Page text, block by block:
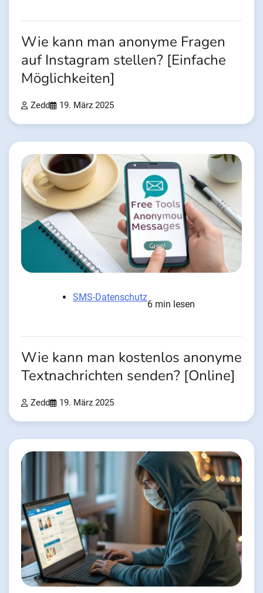
Wie kann man anonyme Fragen
auf Instagram stellen? [Einfache
Möglichkeiten]
Zedd 19. März 2025
SMS-Datenschutz
6 min lesen
Wie kann man kostenlos anonyme
Textnachrichten senden? [Online]
Zedd 19. März 2025